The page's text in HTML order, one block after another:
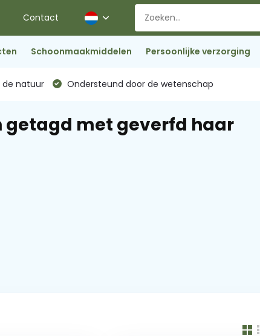
Contact
Schoonmaakmiddelen Persoonlijke verzorging
natuur Ondersteund door de wetenschap
getagd met geverfd haar